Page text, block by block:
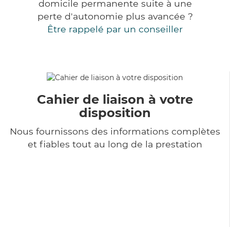
domicile permanente suite à une
perte d'autonomie plus avancée ?
Être rappelé par un conseiller
Cahier de liaison à votre
disposition
Nous fournissons des informations complètes
et fiables tout au long de la prestation